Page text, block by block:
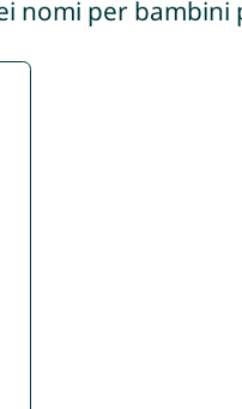
nomi per bambini